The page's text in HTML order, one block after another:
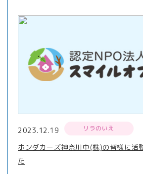
2023.12.19 リラのいえ
ホンダカーズ神奈川中(株)の皆様に活
た